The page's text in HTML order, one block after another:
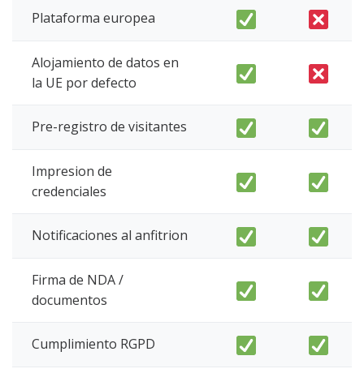
Plataforma europea
Alojamiento de datos en
la UE por defecto
Pre-registro de visitantes
Impresion de
credenciales
Notificaciones al anfitrion
Firma de NDA /
documentos
Cumplimiento RGPD